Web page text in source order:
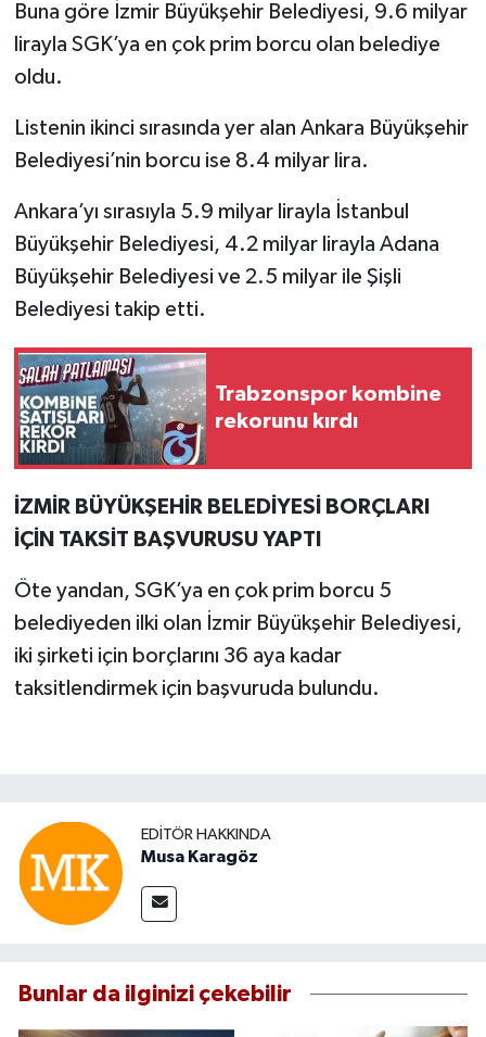
Buna göre İzmir Büyükşehir Belediyesi, 9.6 milyar
lirayla SGK’ya en çok prim borcu olan belediye
oldu.
Listenin ikinci sırasında yer alan Ankara Büyükşehir
Belediyesi’nin borcu ise 8.4 milyar lira.
Ankara’yı sırasıyla 5.9 milyar lirayla İstanbul
Büyükşehir Belediyesi, 4.2 milyar lirayla Adana
Büyükşehir Belediyesi ve 2.5 milyar ile Şişli
Belediyesi takip etti.
Trabzonspor kombine
rekorunu kırdı
İZMİR BÜYÜKŞEHİR BELEDİYESİ BORÇLARI
İÇİN TAKSİT BAŞVURUSU YAPTI
Öte yandan, SGK’ya en çok prim borcu 5
belediyeden ilki olan İzmir Büyükşehir Belediyesi,
iki şirketi için borçlarını 36 aya kadar
taksitlendirmek için başvuruda bulundu.
EDITÖR HAKKINDA
Musa Karagöz
Bunlar da ilginizi çekebilir